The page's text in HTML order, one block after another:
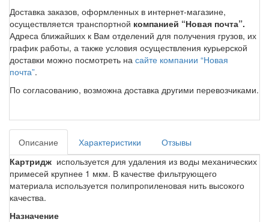
Доставка заказов, оформленных в интернет-магазине,
осуществляется транспортной компанией “Новая почта”.
Адреса ближайших к Вам отделений для получения грузов, их
график работы, а также условия осуществления курьерской
доставки можно посмотреть на сайте компании “Новая
почта”.
По согласованию, возможна доставка другими перевозчиками.
Описание Характеристики
Отзывы
Картридж используется для удаления из воды механических
примесей крупнее 1 мкм. В качестве фильтрующего
материала используется полипропиленовая нить высокого
качества.
Назначение